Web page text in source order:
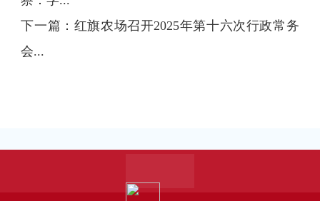
下一篇： 红旗农场召开2025年第十六次行政常务
会...